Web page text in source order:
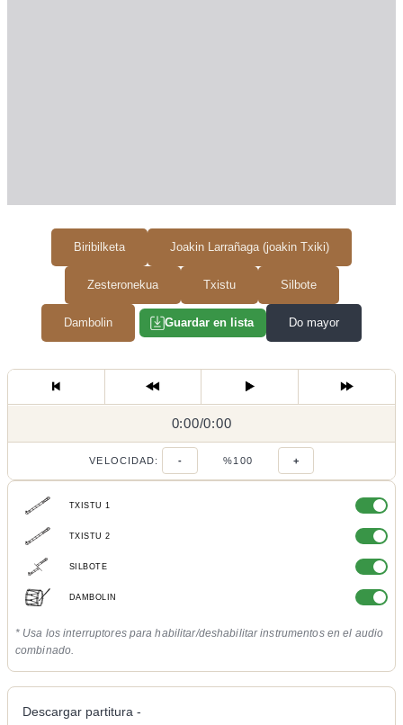
Biribilketa Joakin Larrañaga (joakin Txiki)
Zesteronekua Txistu Silbote
Dambolin Guardar en lista Do mayor
0:00/
0:00/0:00
VELOCIDAD: - %100 +
TXISTU 1
TXISTU 2
SILBOTE
DAMBOLIN
* Usa los interruptores para habilitar/deshabilitar instrumentos en el audio
combinado.
Descargar partitura -